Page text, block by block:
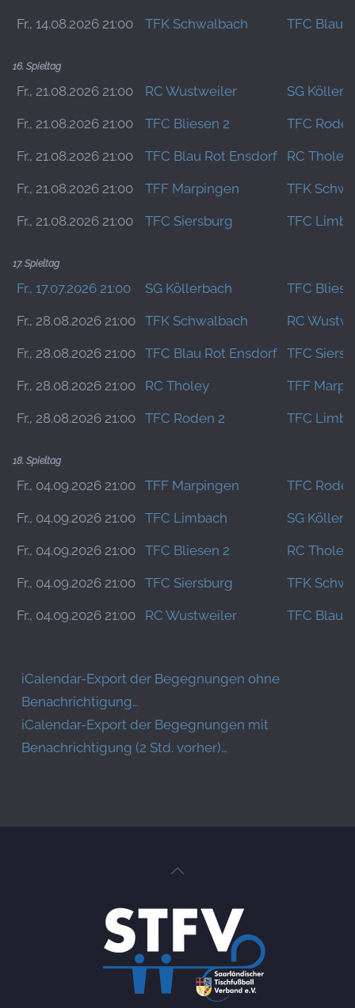
Fr., 14.08.2026 21:00 TFK Schwalbach TFC Blau
16. Spieltag
Fr., 21.08.2026 21:00 RC Wustweiler SG
Fr., 21.08.2026 21:00 TFC Bliesen 2 TFC
Fr., 21.08.2026 21:00 TFC Blau Rot Ensdorf RC Tholey
Fr., 21.08.2026 21:00 TFF Marpingen TFK
Fr., 21.08.2026 21:00 TFC Siersburg TFC
17. Spieltag
Fr., 17.07.2026 21:00 SG Köllerbach TFC
Fr., 28.08.2026 21:00 TFK Schwalbach RC
Fr., 28.08.2026 21:00 TFC Blau Rot Ensdorf TFC
Fr., 28.08.2026 21:00 RC Tholey TFF
Fr., 28.08.2026 21:00 TFC Roden 2 TFC
18. Spieltag
Fr., 04.09.2026 21:00 TFF Marpingen TFC
Fr., 04.09.2026 21:00 TFC Limbach SG
Fr., 04.09.2026 21:00 TFC Bliesen 2 RC Tholey
Fr., 04.09.2026 21:00 TFC Siersburg TFK
Fr., 04.09.2026 21:00 RC Wustweiler TFC Blau
iCalendar-Export der Begegnungen ohne
Benachrichtigung…
iCalendar-Export der Begegnungen mit
Benachrichtigung (2 Std. vorher)…